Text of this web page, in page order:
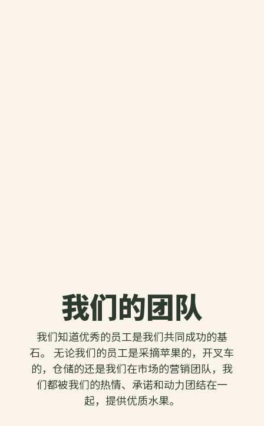
我们的团队
我们知道优秀的员工是我们共同成功的基
石。 无论我们的员工是采摘苹果的，开叉车
的，仓储的还是我们在市场的营销团队，我
们都被我们的热情、承诺和动力团结在一
起，提供优质水果。